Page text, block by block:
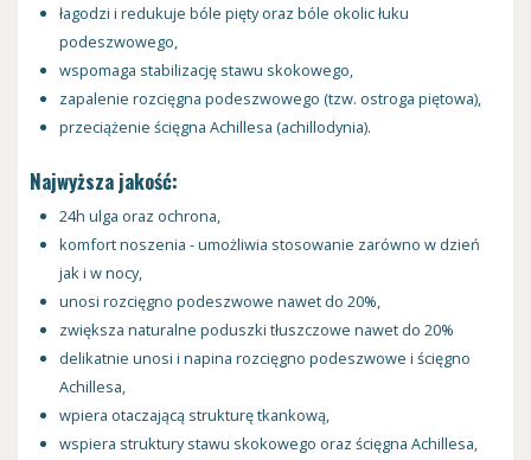
łagodzi i redukuje bóle pięty oraz bóle okolic łuku
podeszwowego,
wspomaga stabilizację stawu skokowego,
zapalenie rozcięgna podeszwowego (tzw. ostroga piętowa),
przeciążenie ścięgna Achillesa (achillodynia).
Najwyższa jakość:
24h ulga oraz ochrona,
komfort noszenia - umożliwia stosowanie zarówno w dzień
jak i w nocy,
unosi rozcięgno podeszwowe nawet do 20%,
zwiększa naturalne poduszki tłuszczowe nawet do 20%
delikatnie unosi i napina rozcięgno podeszwowe i ścięgno
Achillesa,
wpiera otaczającą strukturę tkankową,
wspiera struktury stawu skokowego oraz ścięgna Achillesa,